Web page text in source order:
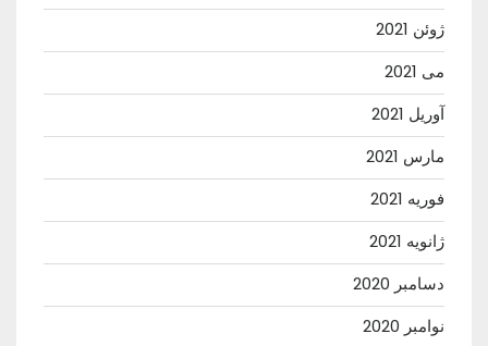
ژوئن 2021
می 2021
آوریل 2021
مارس 2021
فوریه 2021
ژانویه 2021
دسامبر 2020
نوامبر 2020